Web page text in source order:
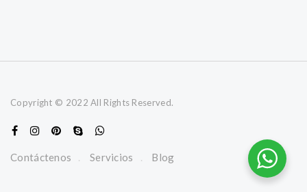
Copyright © 2022 All Rights Reserved.
Contáctenos Servicios Blog